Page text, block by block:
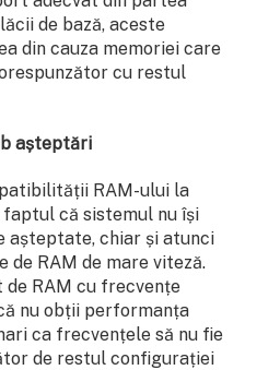
de bază, aceste
din cauza memoriei care
cu restul
așteptări
RAM-ului la
că sistemul nu își
așteptate, chiar și atunci
de RAM de mare viteză.
de RAM cu frecvențe
nu obții performanța
ca frecvențele să nu fie
de restul configurației